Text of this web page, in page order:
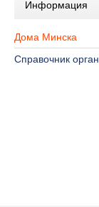
Информация
Дома Минска
Справочник